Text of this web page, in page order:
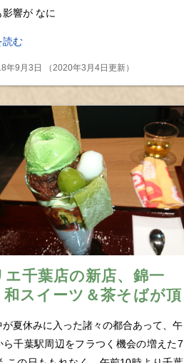
影響が なに
読む
年9月3日 （2020年3月4日更新）
エ千葉店の新店、錦一
スイーツ＆茶そばが頂
ェ
が夏休みに入った諸々の都合あって、午
ら千葉駅周辺をフラつく機会の増えた7